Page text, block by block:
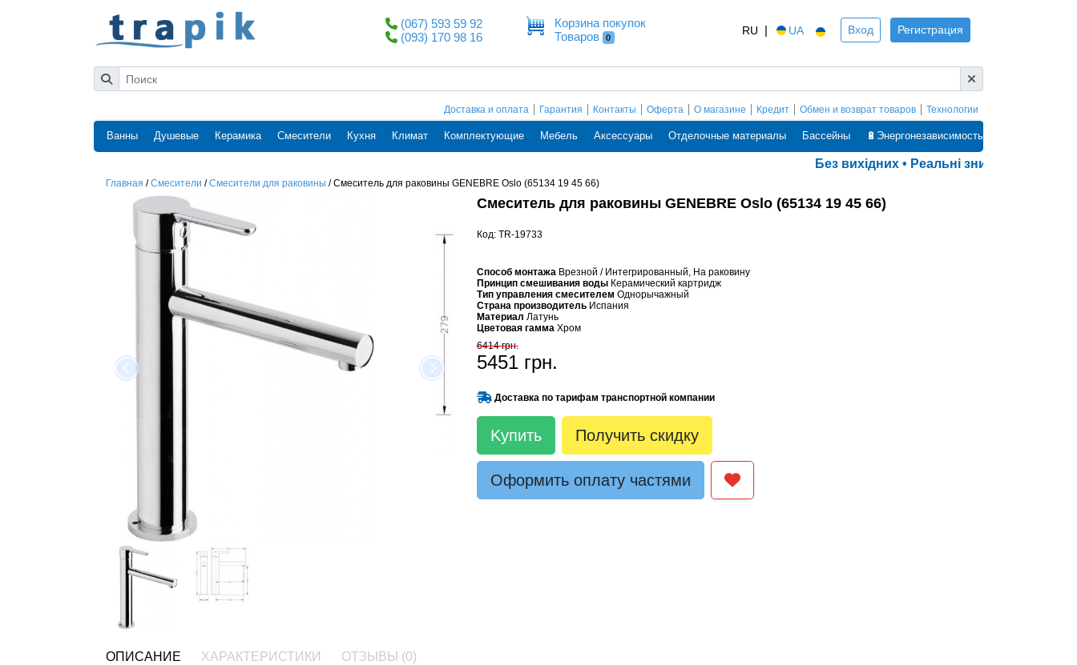
(067) 593 59 92
(093) 170 98 16
Корзина покупок
Товаров
0
RU | UA Вход Регистрация
Доставка и оплата Гарантия Контакты Оферта О магазине Кредит Обмен и возврат товаров Технологии
Ванны Душевые Керамика Смесители Кухня Климат Комплектующие Мебель Аксессуары Отделочные материалы Бассейны 🔋Энергонезависимость
Без вихідних • Реальні знижки • Оплата
Главная /Смесители /Смесители для раковины /Смеситель для раковины GENEBRE Oslo (65134 19 45 66)
Смеситель для раковины GENEBRE Oslo (65134 19 45 66)
Код: TR-19733
Способ монтажа Врезной / Интегрированный, На раковину
Принцип смешивания воды Керамический картридж
Тип управления смесителем Однорычажный
Страна производитель Испания
Материал Латунь
Цветовая гамма Хром
6414 грн.
5451 грн.
Доставка по тарифам транспортной компании
Kупить Получить скидку
Оформить оплату частями
ОПИСАНИЕ ХАРАКТЕРИСТИКИ ОТЗЫВЫ (0)